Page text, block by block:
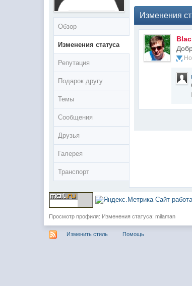
Обзор
Изменения статуса
Репутация
Подарок другу
Темы
Сообщения
Друзья
Галерея
Транспорт
Изменения
Сайт
Просмотр профиля: Изменения статуса: milaman
Изменить стиль Помощь